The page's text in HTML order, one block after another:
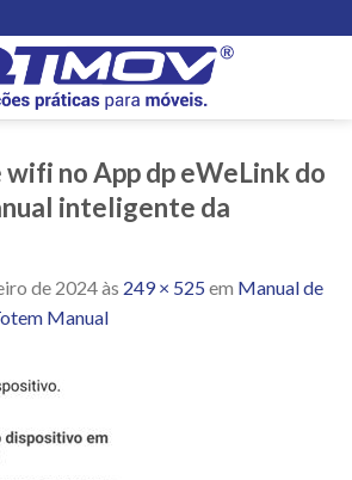
no App dp eWeLink do
inteligente da
de 2024às 249 × 525 em Manual de
Manual